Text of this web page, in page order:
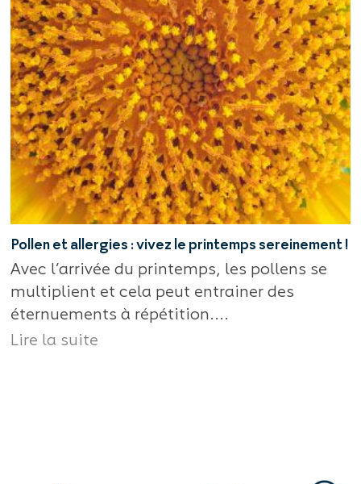
Pollen et allergies : vivez le printemps sereinement !
Avec l’arrivée du printemps, les pollens se
multiplient et cela peut entrainer des
éternuements à répétition....
Lire la suite